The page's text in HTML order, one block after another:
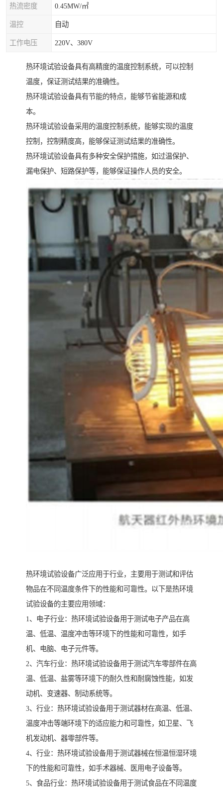
热流密度 0.45MW/㎡
温控 自动
工作电压 220V、380V
热环境试验设备具有高精度的温度控制系统，可以控制
温度，保证测试结果的准确性。
热环境试验设备具有节能的特点，能够节省能源和成
本。
热环境试验设备采用的温度控制系统，能够实现的温度
控制，控制精度高，能够保证测试结果的准确性。
热环境试验设备具有多种安全保护措施，如过温保护、
漏电保护、短路保护等，能够保证操作人员的安全。
热环境试验设备广泛应用于行业，主要用于测试和评估
物品在不同温度条件下的性能和可靠性。以下是热环境
试验设备的主要应用领域：
1、电子行业：热环境试验设备用于测试电子产品在高
温、低温、温度冲击等环境下的性能和可靠性，如手
机、电脑、电子元件等。
2、汽车行业：热环境试验设备用于测试汽车零部件在高
温、低温、盐雾等环境下的耐久性和耐腐蚀性能，如发
动机、变速器、制动系统等。
3、行业：热环境试验设备用于测试器材在高温、低温、
温度冲击等端环境下的适应能力和可靠性，如卫星、飞
机发动机、器零部件等。
4、行业：热环境试验设备用于测试器械在恒温恒湿环境
下的性能和可靠性，如手术器械、医用电子设备等。
5、食品行业：热环境试验设备用于测试食品在不同温度